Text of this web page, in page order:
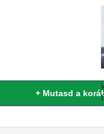
+Mutasd a